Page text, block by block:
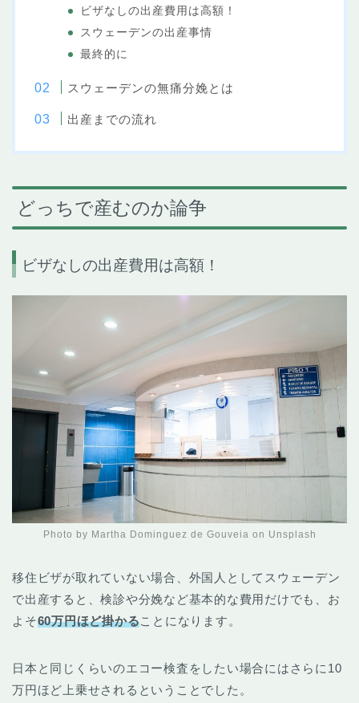
ビザなしの出産費用は高額！
スウェーデンの出産事情
最終的に
スウェーデンの無痛分娩とは
出産までの流れ
どっちで産むのか論争
ビザなしの出産費用は高額！
Photo by Martha Dominguez de Gouveia on Unsplash
移住ビザが取れていない場合、外国人としてスウェーデン
で出産すると、検診や分娩など基本的な費用だけでも、お
よそ60万円ほど掛かることになります。
日本と同じくらいのエコー検査をしたい場合にはさらに10
万円ほど上乗せされるということでした。